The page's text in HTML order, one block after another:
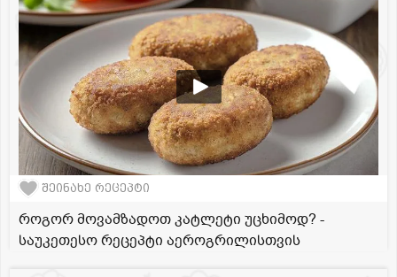
შეინახე რეცეპტი
როგორ მოვამზადოთ კატლეტი უცხიმოდ? -
საუკეთესო რეცეპტი აეროგრილისთვის